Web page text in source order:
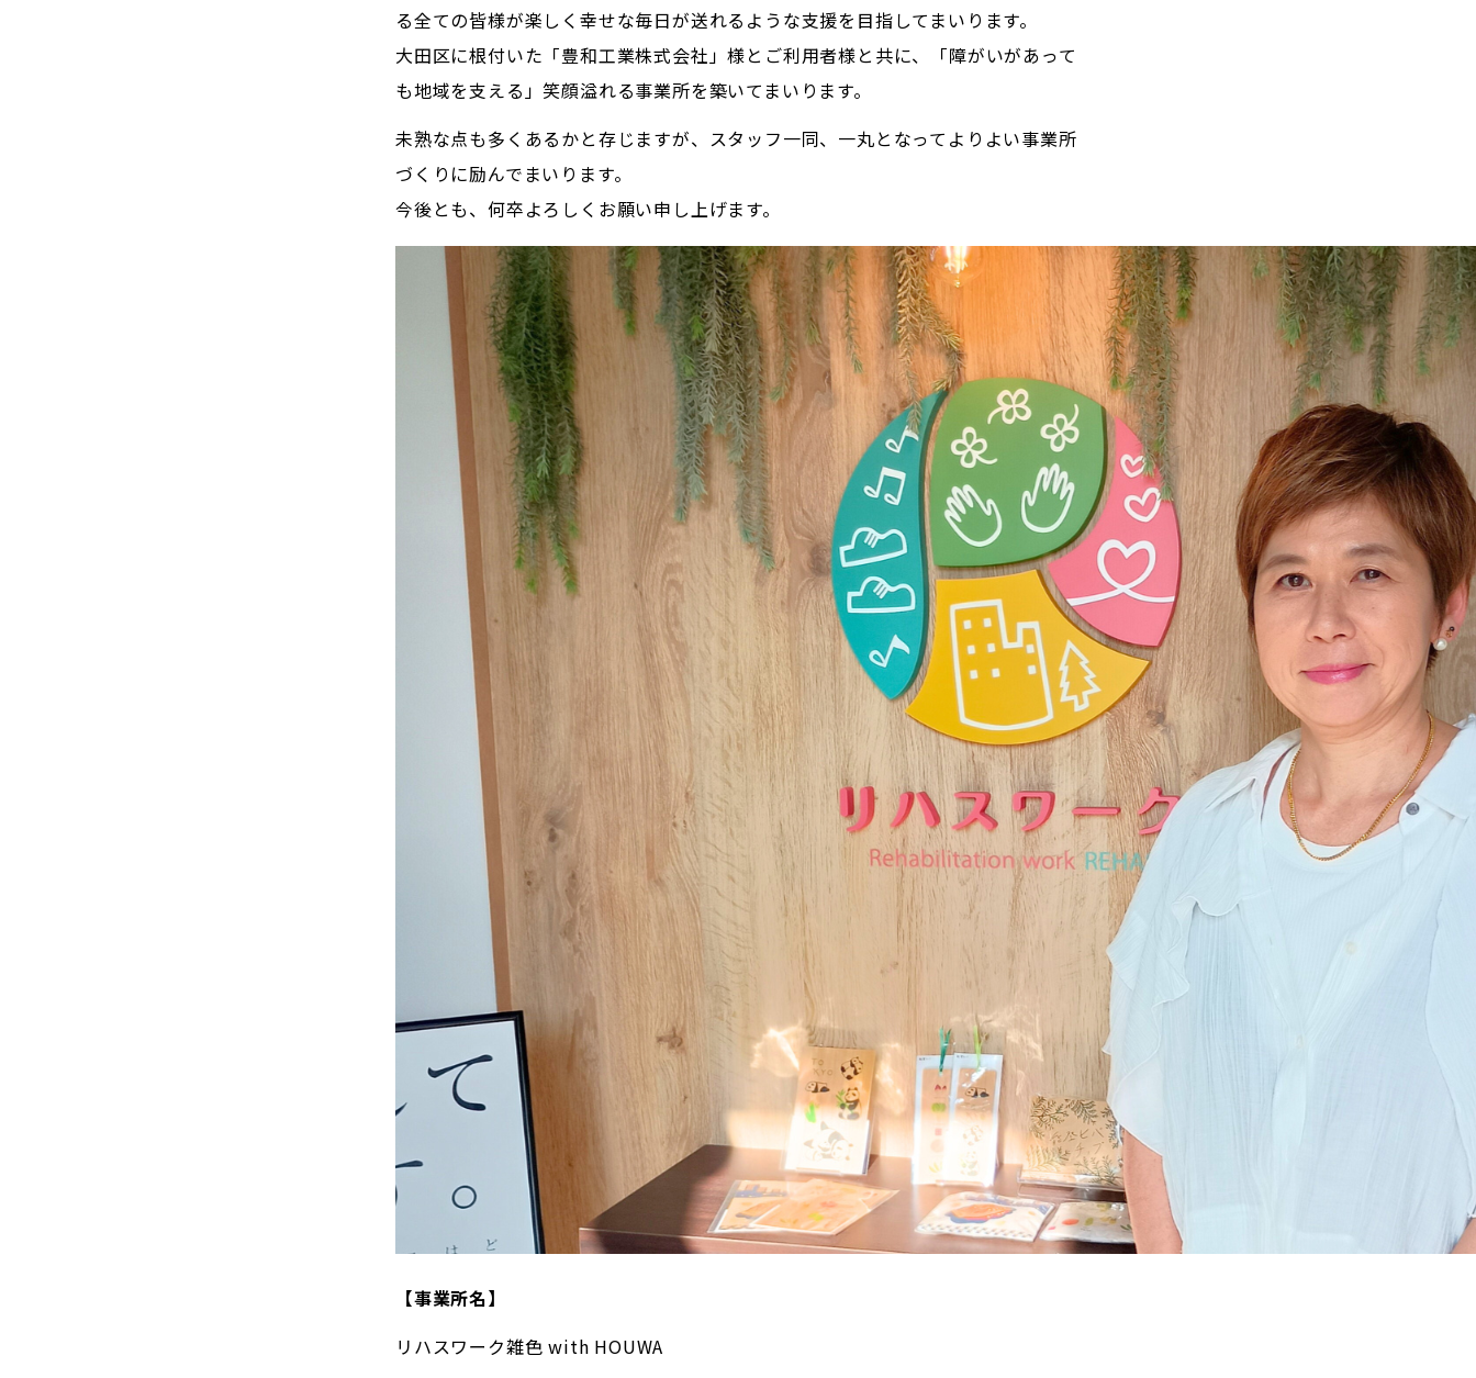
る全ての皆様が楽しく幸せな毎日が送れるような支援を目指してまいります。
大田区に根付いた「豊和工業株式会社」様とご利用者様と共に、「障がいがあって
も地域を支える」笑顔溢れる事業所を築いてまいります。
未熟な点も多くあるかと存じますが、スタッフ一同、一丸となってよりよい事業所
づくりに励んでまいります。
今後とも、何卒よろしくお願い申し上げます。
【事業所名】
リハスワーク雑色 with HOUWA